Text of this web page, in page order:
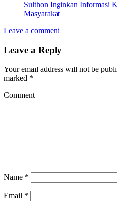
Sulthon Inginkan Informasi
Masyarakat
Leave a comment
Leave a Reply
Your email address will not be
marked *
Comment
Name *
Email *